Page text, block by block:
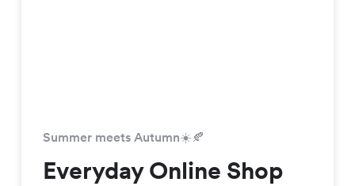
Summer meets Autumn☀️🍂
Everyday Online Shop